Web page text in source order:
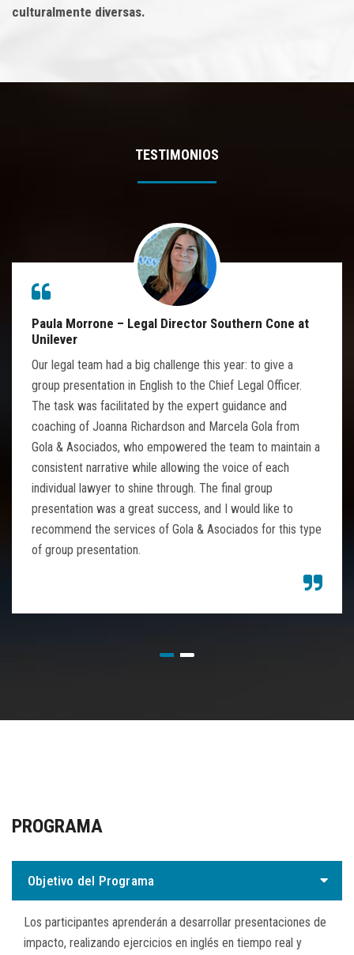
culturalmente diversas.
TESTIMONIOS
Paula Morrone – Legal Director Southern Cone at
Unilever
Our legal team had a big challenge this year: to give a
group presentation in English to the Chief Legal Officer.
The task was facilitated by the expert guidance and
coaching of Joanna Richardson and Marcela Gola from
Gola & Asociados, who empowered the team to maintain a
consistent narrative while allowing the voice of each
individual lawyer to shine through. The final group
presentation was a great success, and I would like to
recommend the services of Gola & Asociados for this type
of group presentation.
PROGRAMA
Objetivo del Programa
Los participantes aprenderán a desarrollar presentaciones de
impacto, realizando ejercicios en inglés en tiempo real y